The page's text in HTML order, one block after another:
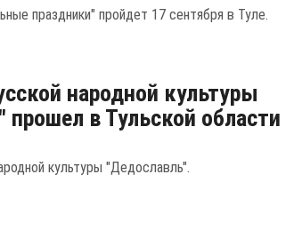
праздники" пройдет 17 сентября в Туле.
народной культуры
прошел в Тульской области
культуры "Дедославль".